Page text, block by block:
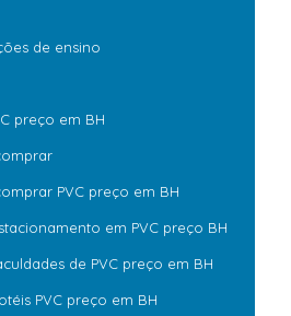
de ensino
preço em BH
PVC preço em BH
em PVC preço BH
de PVC preço em BH
PVC preço em BH